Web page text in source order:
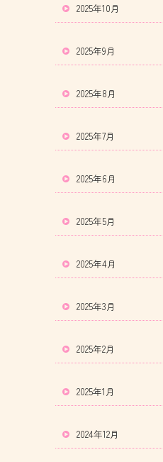
2025年10月
2025年9月
2025年8月
2025年7月
2025年6月
2025年5月
2025年4月
2025年3月
2025年2月
2025年1月
2024年12月